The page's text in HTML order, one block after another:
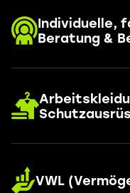
Individuelle,
Beratung &
VWL